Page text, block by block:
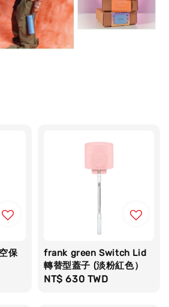
保
frank green Switch Lid
轉替型蓋子 (淡粉紅色）
Regular
NT$ 630 TWD